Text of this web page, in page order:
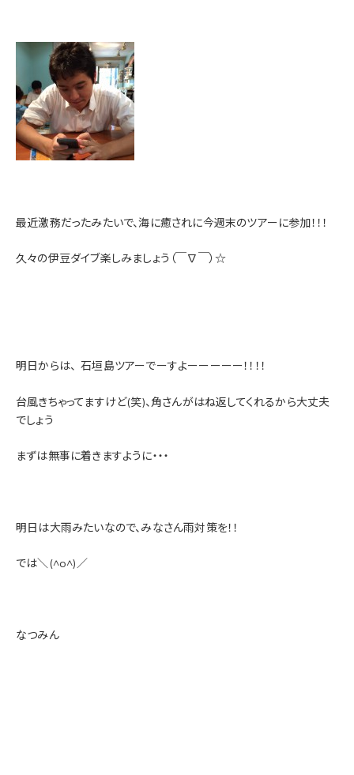
最近激務だったみたいで、海に癒されに今週末のツアーに参加！！！
久々の伊豆ダイブ楽しみましょう（￣∇￣）☆
明日からは、 石垣島ツアーでーすよーーーーー！！！！
台風きちゃってますけど(笑)、角さんがはね返してくれるから大丈夫
でしょう
まずは無事に着きますように・・・
明日は大雨みたいなので、みなさん雨対策を！！
では＼(^o^)／
なつみん